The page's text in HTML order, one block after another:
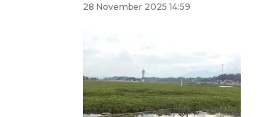
28 November 2025 14:59